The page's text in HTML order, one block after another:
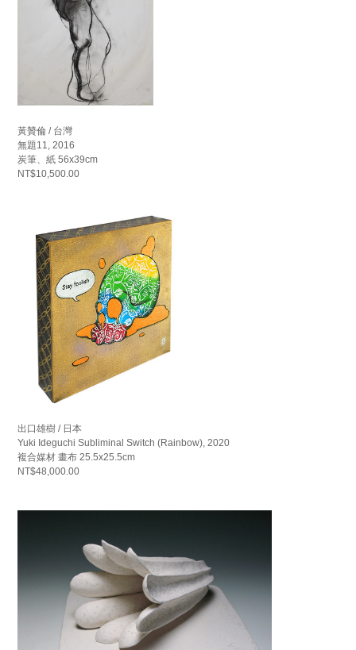
黃贊倫 / 台灣
無題11, 2016
炭筆、紙 56x39cm
NT$10,500.00
出口雄樹 / 日本
Yuki Ideguchi Subliminal Switch (Rainbow), 2020
複合媒材 畫布 25.5x25.5cm
NT$48,000.00